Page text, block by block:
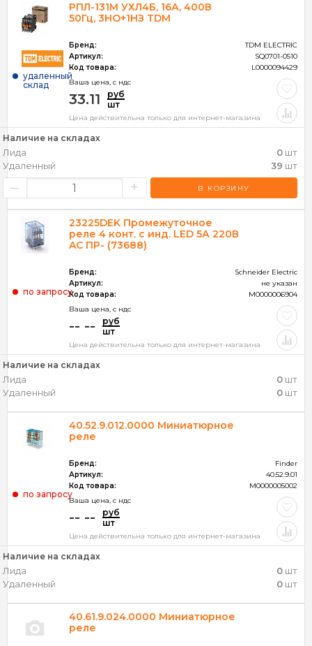
РПЛ-131М УХЛ4Б, 16А, 400В
50Гц, 3НО+1НЗ TDM
Бренд:
TDM ELECTRIC
Артикул:
SQ0701-0510
Код товара:
L0000094429
Ваша цена, c ндс
33.11
руб
шт
удаленный
склад
Цена действительна только для интернет-магазина
Наличие на складах
Лида 0 шт
Удаленный
39 шт
– + В КОРЗИНУ
23225DEK Промежуточное
реле 4 конт. с инд. LED 5А 220В
AC ПР- (73688)
Бренд:
Schneider Electric
Артикул:
не указан
Код товара:
M0000006904
Ваша цена, c ндс
-- --
руб
шт
по запросу
Цена действительна только для интернет-магазина
Наличие на складах
Лида 0 шт
Удаленный
0 шт
40.52.9.012.0000 Миниатюрное
реле
Бренд:
Finder
Артикул:
40.52.9.01
Код товара:
M0000005002
Ваша цена, c ндс
-- --
руб
шт
по запросу
Цена действительна только для интернет-магазина
Наличие на складах
Лида 0 шт
Удаленный
0 шт
40.61.9.024.0000 Миниатюрное
реле